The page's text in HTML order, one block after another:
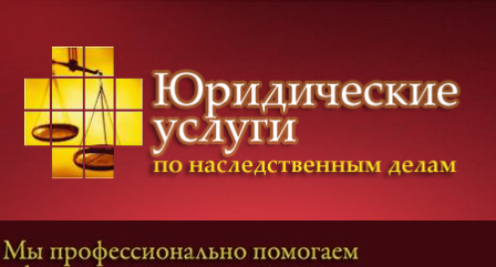
Категории дел